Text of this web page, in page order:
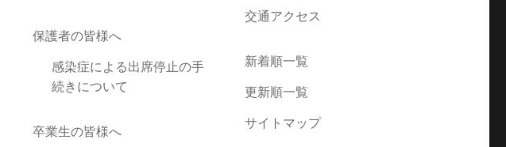
保護者の皆様へ
感染症による出席停止の手
続きについて
卒業生の皆様へ
交通アクセス
新着順一覧
更新順一覧
サイトマップ